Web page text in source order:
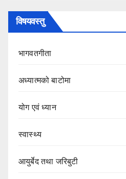
विषयवस्तु
भागवतगीता
अध्यात्मको बाटोमा
योग एवं ध्यान
स्वास्थ्य
आयुर्बेद तथा जरिबुटी